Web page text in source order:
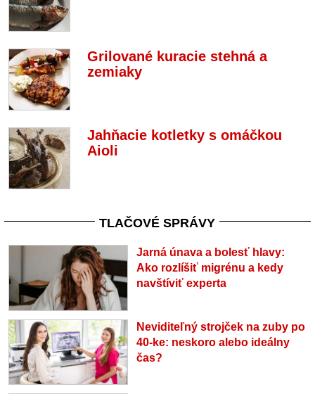
Grilované kuracie stehná a
zemiaky
Jahňacie kotletky s omáčkou
Aioli
TLAČOVÉ SPRÁVY
Jarná únava a bolesť hlavy:
Ako rozlíšiť migrénu a kedy
navštíviť experta
Neviditeľný strojček na zuby po
40-ke: neskoro alebo ideálny
čas?